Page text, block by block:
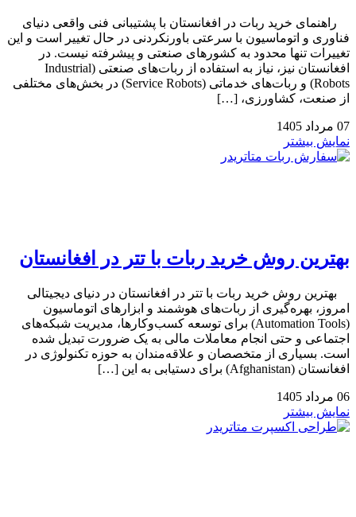
راهنمای خرید ربات در افغانستان با پشتیبانی فنی واقعی دنیای
فناوری و اتوماسیون با سرعتی باورنکردنی در حال تغییر است و این
تغییرات تنها محدود به کشورهای صنعتی و پیشرفته نیست. در
افغانستان نیز، نیاز به استفاده از ربات‌های صنعتی (Industrial
Robots) و ربات‌های خدماتی (Service Robots) در بخش‌های مختلفی
از صنعت، کشاورزی، […]
07 مرداد 1405
نمایش بیشتر
بهترین روش خرید ربات با تتر در افغانستان
بهترین روش خرید ربات با تتر در افغانستان در دنیای دیجیتالی
امروز، بهره‌گیری از ربات‌های هوشمند و ابزارهای اتوماسیون
(Automation Tools) برای توسعه کسب‌وکارها، مدیریت شبکه‌های
اجتماعی و حتی انجام معاملات مالی به یک ضرورت تبدیل شده
است. بسیاری از متخصصان و علاقه‌مندان به حوزه تکنولوژی در
افغانستان (Afghanistan) برای دستیابی به این […]
06 مرداد 1405
نمایش بیشتر